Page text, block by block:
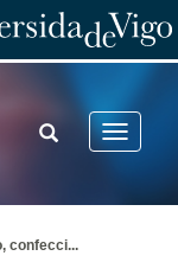
Toggle
TOGGLE
SEARCH
confecci...